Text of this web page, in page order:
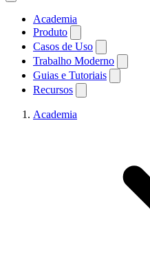
Academia
Produto
Casos de Uso
Trabalho Moderno
Guias e Tutoriais
Recursos
Academia